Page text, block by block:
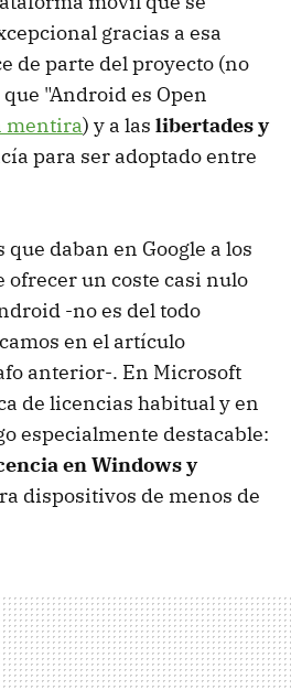
gracias a esa
de parte del proyecto (no
"Android es Open
mentira) y a las libertades y
para ser adoptado entre
daban en Google a los
ofrecer un coste casi nulo
-no es del todo
en el artículo
anterior-. En Microsoft
de licencias habitual y en
especialmente destacable:
en Windows y
dispositivos de menos de